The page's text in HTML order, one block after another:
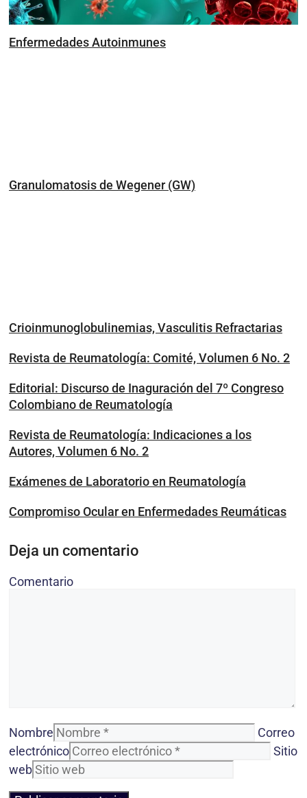
Enfermedades Autoinmunes
Granulomatosis de Wegener (GW)
Crioinmunoglobulinemias, Vasculitis Refractarias
Revista de Reumatología: Comité, Volumen 6 No. 2
Editorial: Discurso de Inaguración del 7º Congreso
Colombiano de Reumatología
Revista de Reumatología: Indicaciones a los
Autores, Volumen 6 No. 2
Exámenes de Laboratorio en Reumatología
Compromiso Ocular en Enfermedades Reumáticas
Deja un comentario
Comentario
Nombre
Correo
electrónico
Sitio
web